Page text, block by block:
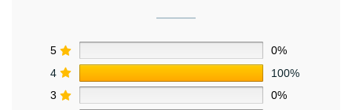
5
0%
4
100%
3
0%